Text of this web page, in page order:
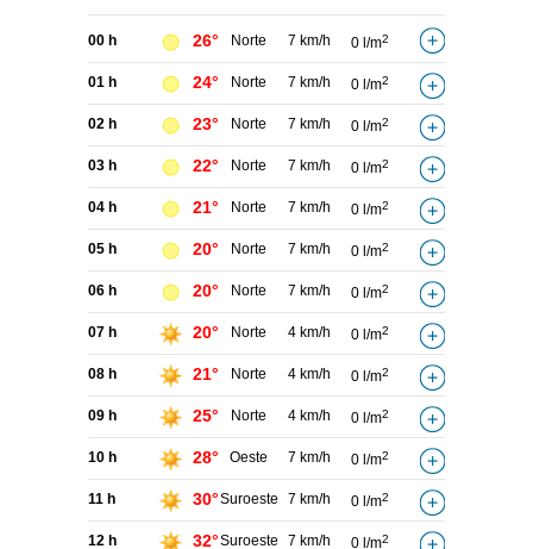
00 h 26° Norte 7 km/h 0 l/m2
01 h 24° Norte 7 km/h 0 l/m2
02 h 23° Norte 7 km/h 0 l/m2
03 h 22° Norte 7 km/h 0 l/m2
04 h 21° Norte 7 km/h 0 l/m2
05 h 20° Norte 7 km/h 0 l/m2
06 h 20° Norte 7 km/h 0 l/m2
07 h 20° Norte 4 km/h 0 l/m2
08 h 21° Norte 4 km/h 0 l/m2
09 h 25° Norte 4 km/h 0 l/m2
10 h 28° Oeste 7 km/h 0 l/m2
11 h 30°Suroeste 7 km/h 0 l/m2
12 h 32°Suroeste 7 km/h 0 l/m2